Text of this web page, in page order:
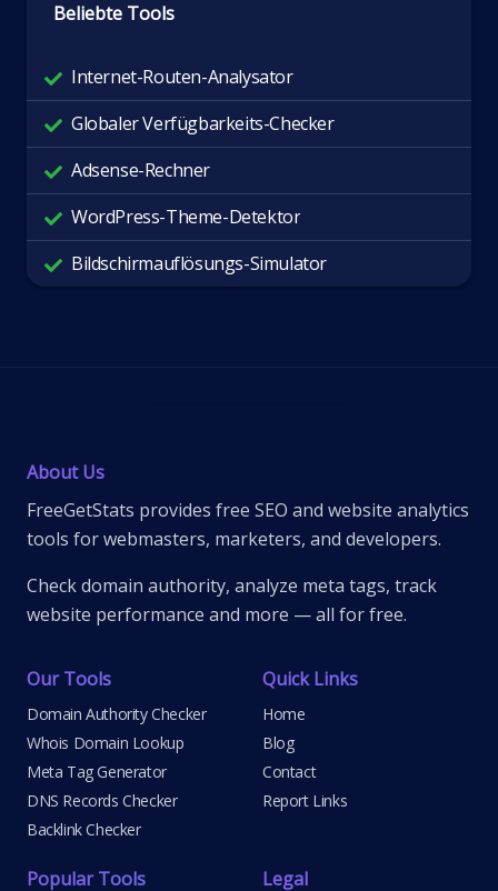
Beliebte Tools
Internet-Routen-Analysator
Globaler Verfügbarkeits-Checker
Adsense-Rechner
WordPress-Theme-Detektor
Bildschirmauflösungs-Simulator
About Us
FreeGetStats provides free SEO and website analytics
tools for webmasters, marketers, and developers.
Check domain authority, analyze meta tags, track
website performance and more — all for free.
Our Tools
Domain Authority Checker
Whois Domain Lookup
Meta Tag Generator
DNS Records Checker
Backlink Checker
Quick Links
Home
Blog
Contact
Report Links
Popular Tools Legal